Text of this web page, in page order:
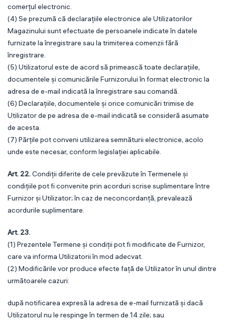
comerțul electronic.
(4) Se prezumă că declarațiile electronice ale Utilizatorilor
Magazinului sunt efectuate de persoanele indicate în datele
furnizate la înregistrare sau la trimiterea comenzii fără
înregistrare.
(5) Utilizatorul este de acord să primească toate declarațiile,
documentele și comunicările Furnizorului în format electronic la
adresa de e-mail indicată la înregistrare sau comandă.
(6) Declarațiile, documentele și orice comunicări trimise de
Utilizator de pe adresa de e-mail indicată se consideră asumate
de acesta.
(7) Părțile pot conveni utilizarea semnăturii electronice, acolo
unde este necesar, conform legislației aplicabile.
Art. 22.Condiții diferite de cele prevăzute în Termenele și
condițiile pot fi convenite prin acorduri scrise suplimentare între
Furnizor și Utilizator; în caz de neconcordanță, prevalează
acordurile suplimentare.
Art. 23.
(1) Prezentele Termene și condiții pot fi modificate de Furnizor,
care va informa Utilizatorii în mod adecvat.
(2) Modificările vor produce efecte față de Utilizator în unul dintre
următoarele cazuri:
după notificarea expresă la adresa de e-mail furnizată și dacă
Utilizatorul nu le respinge în termen de 14 zile; sau